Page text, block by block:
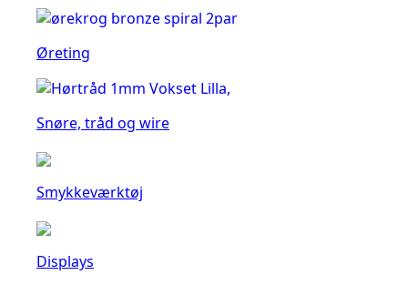
Øreting
Snøre, tråd og wire
Smykkeværktøj
Displays